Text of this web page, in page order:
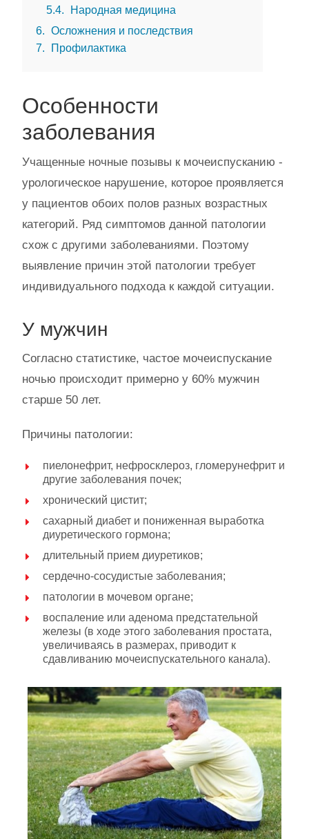
5.4
Народная медицина
6
Осложнения и последствия
7
Профилактика
Особенности
заболевания
Учащенные ночные позывы к мочеиспусканию -
урологическое нарушение, которое проявляется
у пациентов обоих полов разных возрастных
категорий. Ряд симптомов данной патологии
схож с другими заболеваниями. Поэтому
выявление причин этой патологии требует
индивидуального подхода к каждой ситуации.
У мужчин
Согласно статистике, частое мочеиспускание
ночью происходит примерно у 60% мужчин
старше 50 лет.
Причины патологии:
пиелонефрит, нефросклероз, гломерунефрит и
другие заболевания почек;
хронический цистит;
сахарный диабет и пониженная выработка
диуретического гормона;
длительный прием диуретиков;
сердечно-сосудистые заболевания;
патологии в мочевом органе;
воспаление или аденома предстательной
железы (в ходе этого заболевания простата,
увеличиваясь в размерах, приводит к
сдавливанию мочеиспускательного канала).